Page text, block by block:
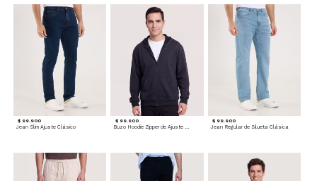
$ 99.900
Jean Slim Ajuste Clásico
$ 99.900 $ 99.900
Jean Regular de Silueta Clásica